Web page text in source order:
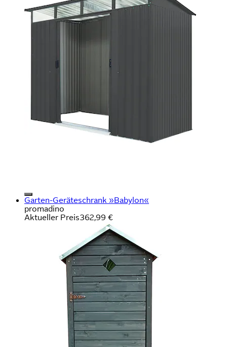
Garten-Geräteschrank »Babylon«
promadino
Aktueller Preis362,99 €